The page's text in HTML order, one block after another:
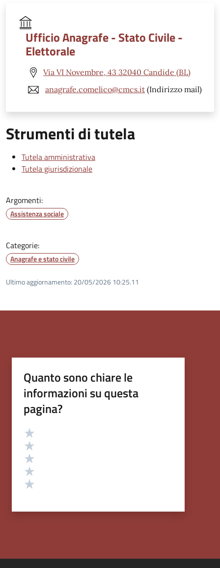
Ufficio Anagrafe - Stato Civile -
Elettorale
Via VI Novembre, 43 32040 Candide (BL)
anagrafe.comelico@cmcs.it (Indirizzo mail)
Strumenti di tutela
Tutela amministrativa
Tutela giurisdizionale
Argomenti:
Assistenza sociale
Categorie:
Anagrafe e stato civile
Ultimo aggiornamento: 20/05/2026 10:25.11
Quanto sono chiare le
informazioni su questa
pagina?
Valutazione